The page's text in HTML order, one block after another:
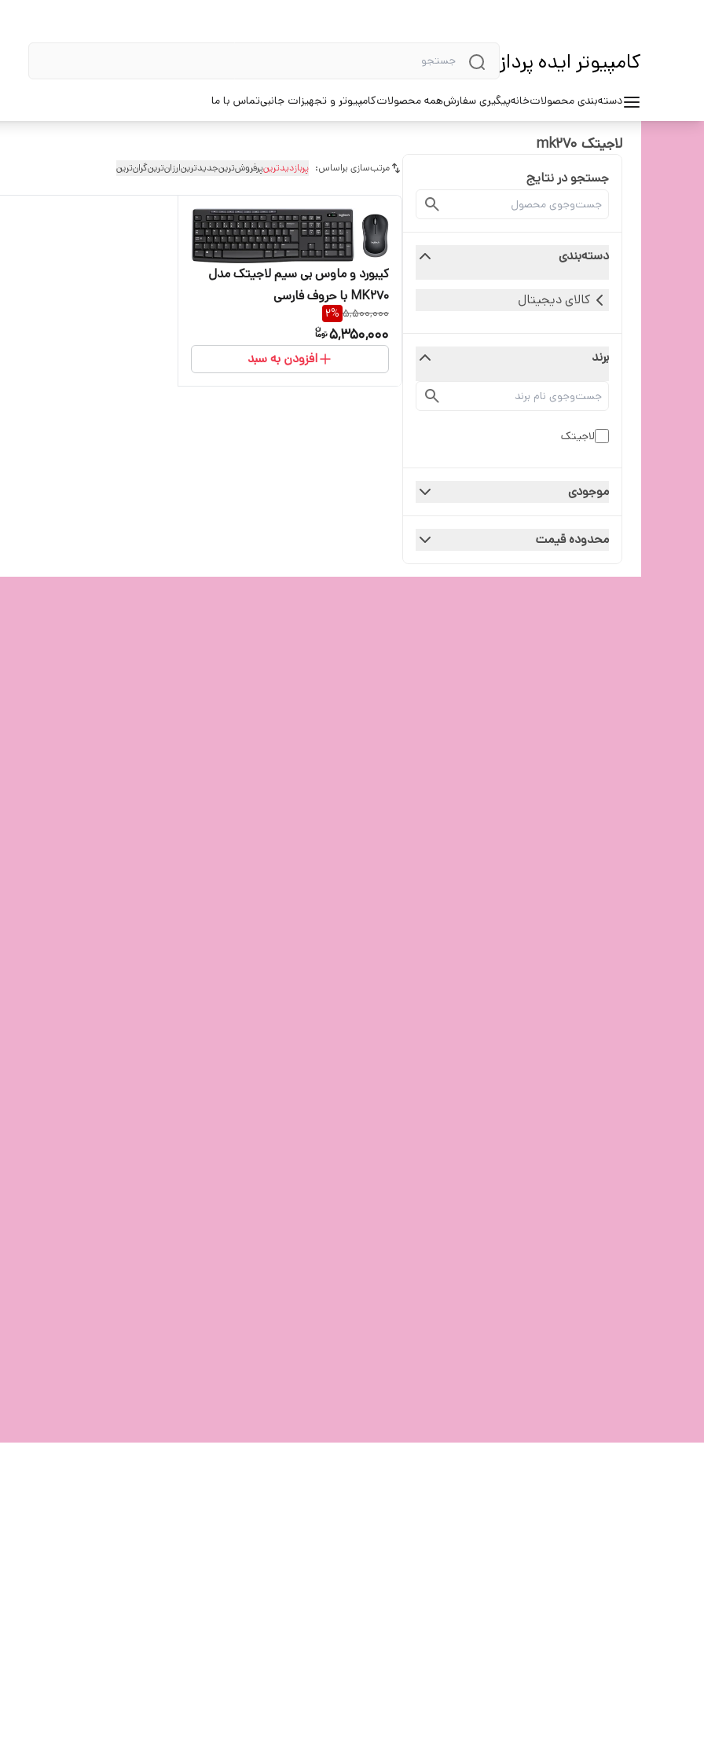
کامپیوتر ایده پرداز
دسته‌بندی محصولاتخانهپیگیری سفارشهمه محصولاتکامپیوتر و تجهیزات جانبیتماس با ما
لاجیتک mk270
جستجو در نتایج
دسته‌بندی
کالای دیجیتال
برند
لاجیتک
موجودی
محدوده قیمت
مرتب‌سازی براساس: پربازدیدترینپرفروش‌ترینجدیدترینارزان‌ترینگران‌ترین
کیبورد و ماوس بی سیم لاجیتک مدل
MK270 با حروف فارسی
5,500,000
2%
5,350,000
افزودن به سبد